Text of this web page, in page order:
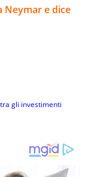
Neymar e dice
gli investimenti